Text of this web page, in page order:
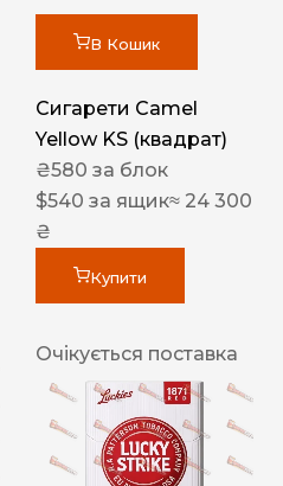
В Кошик
Сигарети Camel
Yellow KS (квадрат)
₴580 за блок
$540 за ящик≈ 24 300
₴
Купити
Очікується поставка